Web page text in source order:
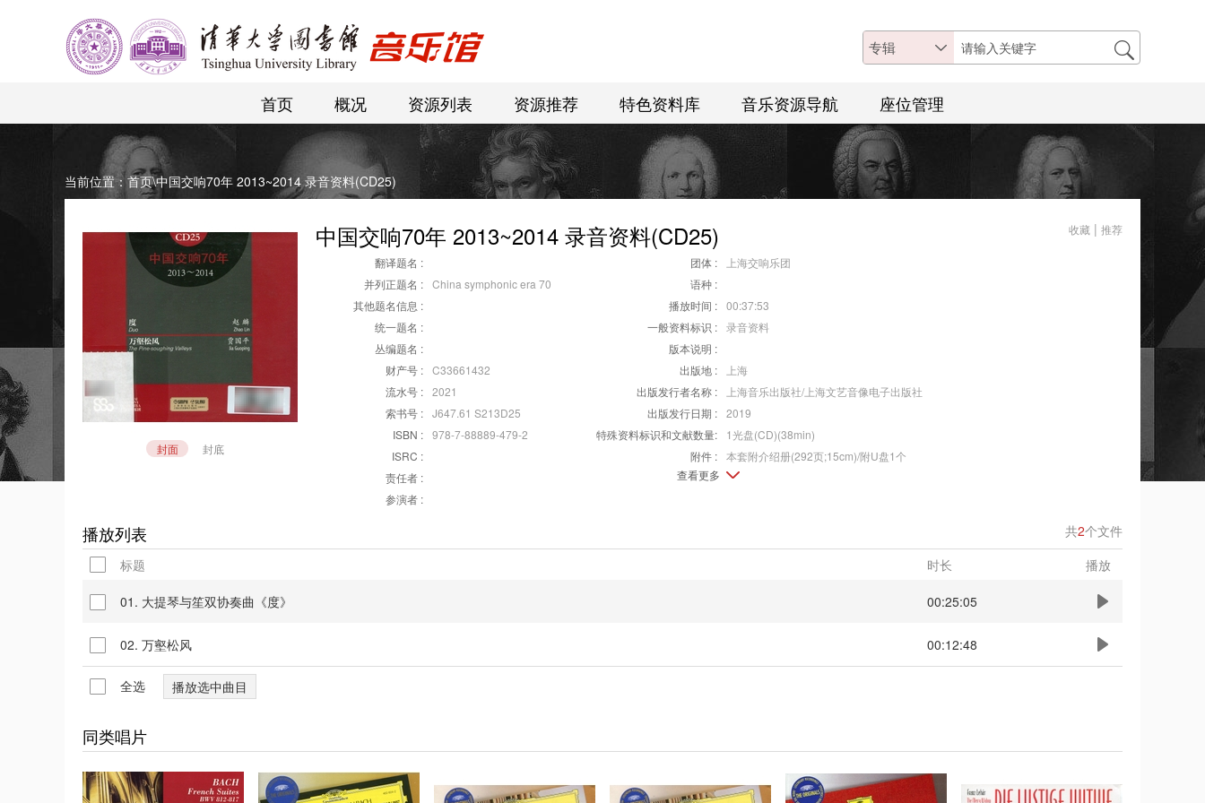
专辑
首页 概况 资源列表 资源推荐 特色资料库 音乐资源导航 座位管理
当前位置： 首页\中国交响70年 2013~2014 录音资料(CD25)
封面 封底
中国交响70年 2013~2014 录音资料(CD25)
翻译题名 :
并列正题名 : China symphonic era 70
其他题名信息 :
统一题名 :
丛编题名 :
财产号 : C33661432
流水号 : 2021
索书号 : J647.61 S213D25
ISBN : 978-7-88889-479-2
ISRC :
责任者 :
参演者 :
团体 :
上海交响乐团
语种 :
播放时间 : 00:37:53
一般资料标识 : 录音资料
版本说明 :
出版地 :
上海
出版发行者名称 :
上海音乐出版社/上海文艺音像电子出版社
出版发行日期 : 2019
特殊资料标识和文献数量:
1光盘(CD)(38min)
附件 : 本套附介绍册(292页;15cm)/附U盘1个
查看更多
收藏 | 推荐
共2个文件
播放列表
标题 时长 播放
01. 大提琴与笙双协奏曲《度》 00:25:05
02. 万壑松风 00:12:48
全选
同类唱片